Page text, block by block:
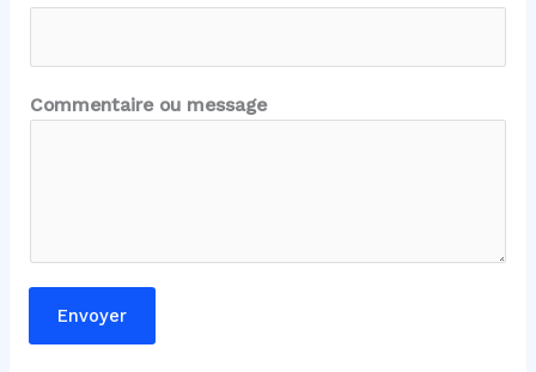
-
a
i
l
a
i
Commentaire ou message
Envoyer